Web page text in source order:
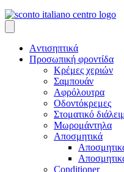
Aντισηπτικά
Προσωπική φροντίδα
Κρέμες χεριών
Σαμπουάν
Αφρόλουτρα
Οδοντόκρεμες
Στοματικό
Μωρομάντηλα
Αποσμητικά
Conditioner